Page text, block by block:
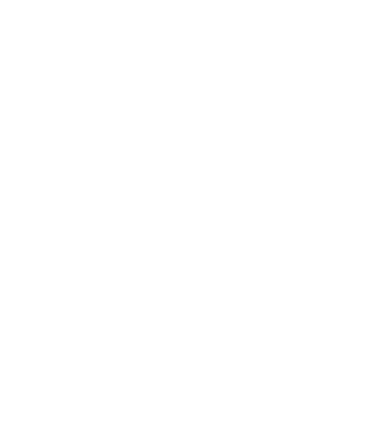
estrategias de intervención
en el desarrollo de las funciones ejecutivas para mejorar la autorregulación